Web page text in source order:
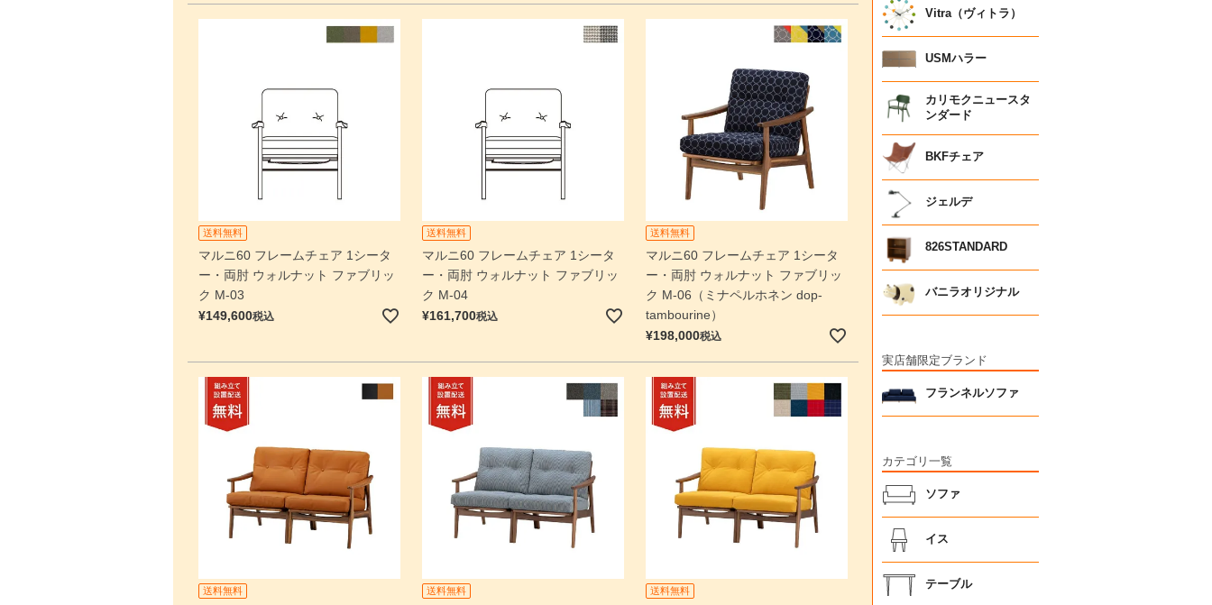
送料無料
マルニ60 フレームチェア 1シータ
ー・両肘 ウォルナット ファブリッ
ク M-03
¥149,600税込
送料無料
マルニ60 フレームチェア 1シータ
ー・両肘 ウォルナット ファブリッ
ク M-04
¥161,700税込
送料無料
マルニ60 フレームチェア 1シータ
ー・両肘 ウォルナット ファブリッ
ク M-06（ミナペルホネン dop-
tambourine）
¥198,000税込
送料無料 送料無料 送料無料
Vitra（ヴィトラ）
USMハラー
カリモクニュースタ
ンダード
BKFチェア
ジェルデ
826STANDARD
バニラオリジナル
実店舗限定ブランド
フランネルソファ
カテゴリ一覧
ソファ
イス
テーブル